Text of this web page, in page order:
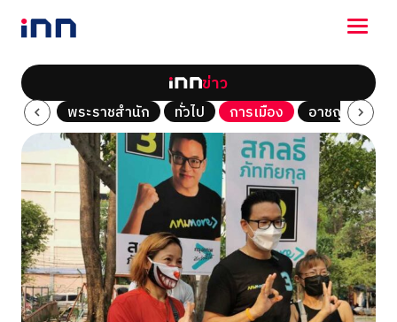
NEWS
ENTERTAINMENT
LIFESTYLE
HOROSCOPE
LOTTERY
VIDEO
ร่วมด้วยช่วยกัน
ข่าว
Tech พระราชสำนัก ทั่วไป การเมือง อาชญากรรม